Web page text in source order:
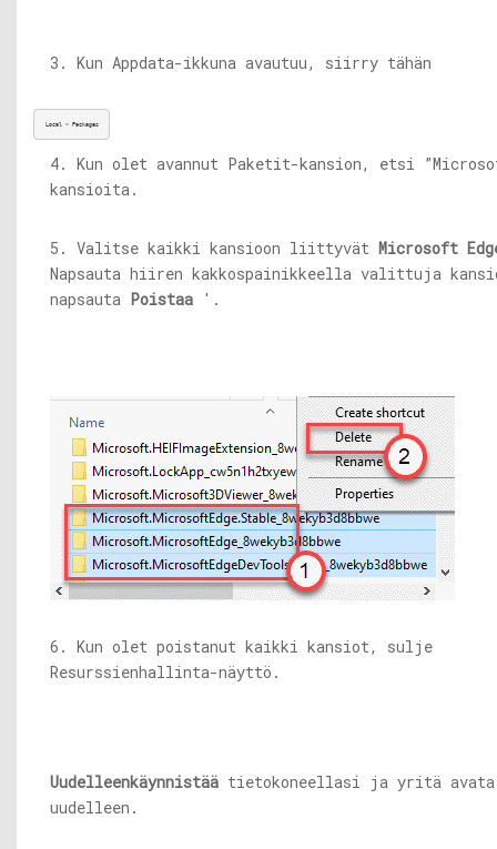
3. Kun Appdata-ikkuna avautuu, siirry tähän
Local > Packages
4. Kun olet avannut Paketit-kansion, etsi
kansioita.
5. Valitse kaikki kansioon liittyvät Microsoft
Napsauta hiiren kakkospainikkeella valittuja
napsauta Poistaa '.
6. Kun olet poistanut kaikki kansiot, sulje
Resurssienhallinta-näyttö.
Uudelleenkäynnistää tietokoneellasi ja yritä avata
uudelleen.